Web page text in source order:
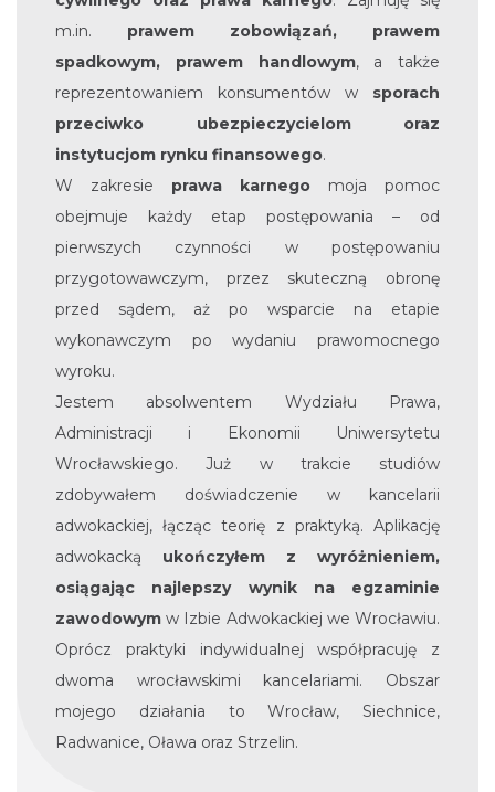
m.in. prawem zobowiązań, prawem
spadkowym, prawem handlowym, a także
reprezentowaniem konsumentów w sporach
przeciwko ubezpieczycielom oraz
instytucjom rynku finansowego.
W zakresie prawa karnego moja pomoc
obejmuje każdy etap postępowania – od
pierwszych czynności w postępowaniu
przygotowawczym, przez skuteczną obronę
przed sądem, aż po wsparcie na etapie
wykonawczym po wydaniu prawomocnego
wyroku.
Jestem absolwentem Wydziału Prawa,
Administracji i Ekonomii Uniwersytetu
Wrocławskiego. Już w trakcie studiów
zdobywałem doświadczenie w kancelarii
adwokackiej, łącząc teorię z praktyką. Aplikację
adwokacką ukończyłem z wyróżnieniem,
osiągając najlepszy wynik na egzaminie
zawodowym w Izbie Adwokackiej we Wrocławiu.
Oprócz praktyki indywidualnej współpracuję z
dwoma wrocławskimi kancelariami. Obszar
mojego działania to Wrocław, Siechnice,
Radwanice, Oława oraz Strzelin.